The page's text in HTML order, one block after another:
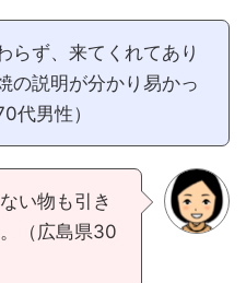
らず、来てくれてあり
の説明が分かり易かっ
代男性）
い物も引き
（広島県30